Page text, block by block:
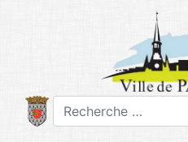
Rechercher